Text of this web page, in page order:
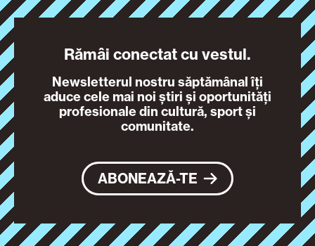
Rămâi conectat cu vestul.
Newsletterul nostru săptămânal îți
aduce cele mai noi știri și oportunități
profesionale din cultură, sport și
comunitate.
ABONEAZĂ-TE